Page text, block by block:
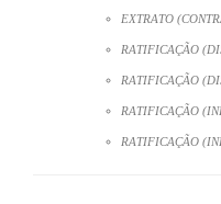
EXTRATO
RATIFICAÇÃO
RATIFICAÇÃO
RATIFICAÇÃO
RATIFICAÇÃO